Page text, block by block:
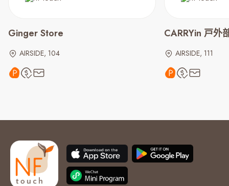
Ginger Store
AIRSIDE, 104
CARRYin 戸外
AIRSIDE, 111